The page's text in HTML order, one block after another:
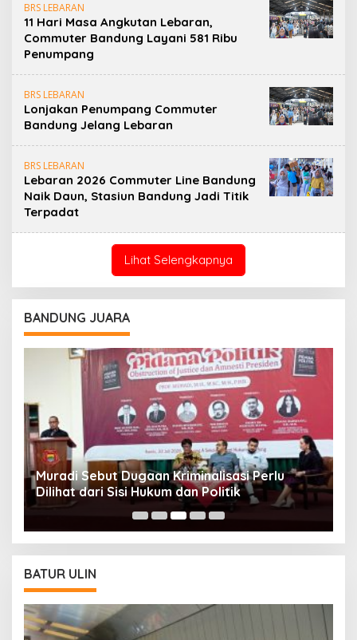
BRS LEBARAN
11 Hari Masa Angkutan Lebaran,
Commuter Bandung Layani 581 Ribu
Penumpang
BRS LEBARAN
Lonjakan Penumpang Commuter
Bandung Jelang Lebaran
BRS LEBARAN
Lebaran 2026 Commuter Line Bandung
Naik Daun, Stasiun Bandung Jadi Titik
Terpadat
Lihat Selengkapnya
BANDUNG JUARA
Muradi Sebut Dugaan Kriminalisasi Perlu
Dilihat dari Sisi Hukum dan Politik
BATUR ULIN